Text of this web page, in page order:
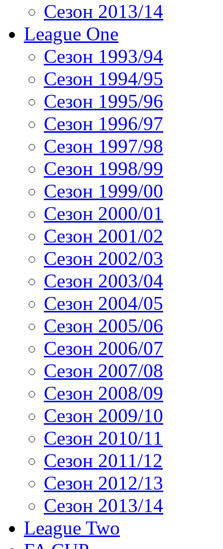
Сезон 2013/14
League One
Сезон 1993/94
Сезон 1994/95
Сезон 1995/96
Сезон 1996/97
Сезон 1997/98
Сезон 1998/99
Сезон 1999/00
Сезон 2000/01
Сезон 2001/02
Сезон 2002/03
Сезон 2003/04
Сезон 2004/05
Сезон 2005/06
Сезон 2006/07
Сезон 2007/08
Сезон 2008/09
Сезон 2009/10
Сезон 2010/11
Сезон 2011/12
Сезон 2012/13
Сезон 2013/14
League Two